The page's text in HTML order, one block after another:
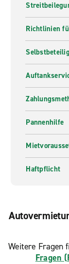
Richtlinien
Pannenhilfe
Haftpflicht
Weitere Fragen
Fragen